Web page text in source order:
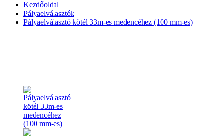
Kezdőoldal
Pályaelválasztók
Pályaelválasztó kötél 33m-es medencéhez (100 mm-es)